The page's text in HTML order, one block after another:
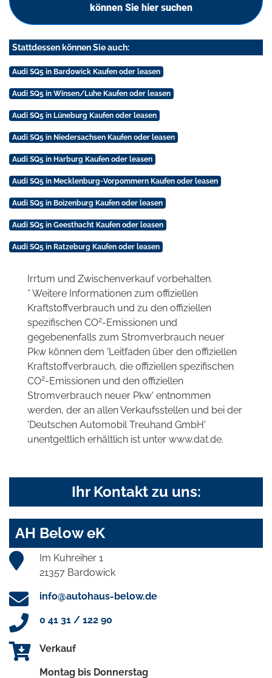
können Sie hier suchen
Stattdessen können Sie auch:
Audi SQ5 in Bardowick Kaufen oder leasen
Audi SQ5 in Winsen/Luhe Kaufen oder leasen
Audi SQ5 in Lüneburg Kaufen oder leasen
Audi SQ5 in Niedersachsen Kaufen oder leasen
Audi SQ5 in Harburg Kaufen oder leasen
Audi SQ5 in Mecklenburg-Vorpommern Kaufen oder leasen
Audi SQ5 in Boizenburg Kaufen oder leasen
Audi SQ5 in Geesthacht Kaufen oder leasen
Audi SQ5 in Ratzeburg Kaufen oder leasen
Irrtum und Zwischenverkauf vorbehalten.
* Weitere Informationen zum offiziellen
Kraftstoffverbrauch und zu den offiziellen
spezifischen CO2-Emissionen und
gegebenenfalls zum Stromverbrauch neuer
Pkw können dem 'Leitfaden über den offiziellen
Kraftstoffverbrauch, die offiziellen spezifischen
CO2-Emissionen und den offiziellen
Stromverbrauch neuer Pkw' entnommen
werden, der an allen Verkaufsstellen und bei der
'Deutschen Automobil Treuhand GmbH'
unentgeltlich erhältlich ist unter www.dat.de.
Ihr Kontakt zu uns:
AH Below eK
Im Kuhreiher 1
21357 Bardowick
info@autohaus-below.de
0 41 31 / 122 90
Verkauf
Montag bis Donnerstag